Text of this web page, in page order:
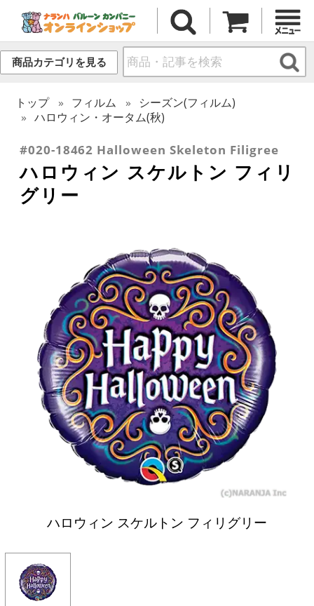
商品カテゴリを見る
トップ フィルム
シーズン(フィルム)
ハロウィン・オータム(秋)
#020-18462 Halloween Skeleton Filigree
ハロウィン スケルトン フィリ
グリー
ハロウィン スケルトン フィリグリー